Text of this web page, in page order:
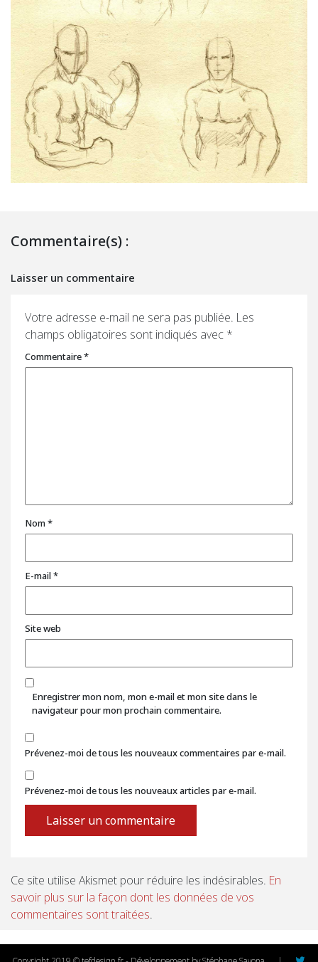
Commentaire(s) :
Laisser un commentaire
Votre adresse e-mail ne sera pas publiée. Les
champs obligatoires sont indiqués avec *
Commentaire*
Nom*
E-mail*
Site web
Enregistrer mon nom, mon e-mail et mon site dans le
navigateur pour mon prochain commentaire.
Prévenez-moi de tous les nouveaux commentaires par e-mail.
Prévenez-moi de tous les nouveaux articles par e-mail.
Ce site utilise Akismet pour réduire les indésirables. En
savoir plus sur la façon dont les données de vos
commentaires sont traitées.